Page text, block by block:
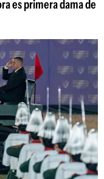
es primera dama de